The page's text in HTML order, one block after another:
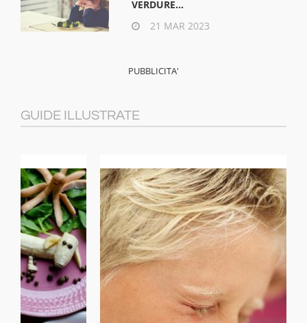
VERDURE...
21 MAR 2023
GUIDE ILLUSTRATE